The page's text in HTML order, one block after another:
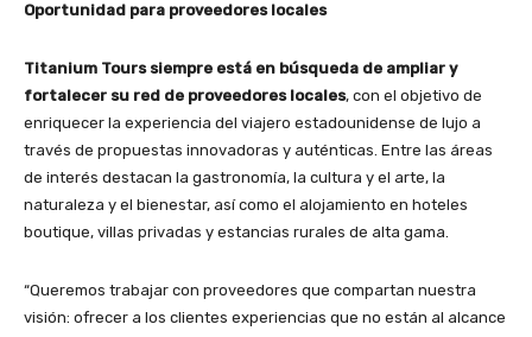
Oportunidad para proveedores locales
Titanium Tours siempre está en búsqueda de ampliar y
fortalecer su red de proveedores locales, con el objetivo de
enriquecer la experiencia del viajero estadounidense de lujo a
través de propuestas innovadoras y auténticas. Entre las áreas
de interés destacan la gastronomía, la cultura y el arte, la
naturaleza y el bienestar, así como el alojamiento en hoteles
boutique, villas privadas y estancias rurales de alta gama.
“Queremos trabajar con proveedores que compartan nuestra
visión: ofrecer a los clientes experiencias que no están al alcance